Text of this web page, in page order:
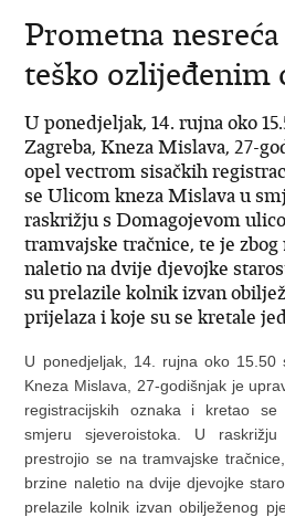
Prometna
teško ozlijeđenim
U ponedjeljak, 14. rujna oko
Zagreba, Kneza Mislava, 27-
opel vectrom sisačkih
se Ulicom kneza Mislava u
raskrižju s Domagojevom
tramvajske tračnice, te je
naletio na dvije djevojke
su prelazile kolnik izvan
prijelaza i koje su se kretale
U ponedjeljak, 14. rujna oko 15.50
Kneza Mislava, 27-godišnjak je
registracijskih oznaka i kretao
smjeru sjeveroistoka. U
prestrojio se na tramvajske
brzine naletio na dvije djevojke
prelazile kolnik izvan obilježenog